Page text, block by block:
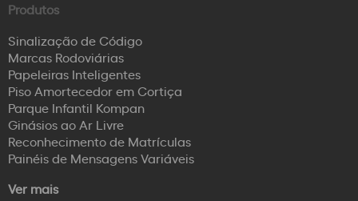
Produtos
Sinalização de Código
Marcas Rodoviárias
Papeleiras Inteligentes
Piso Amortecedor em Cortiça
Parque Infantil Kompan
Ginásios ao Ar Livre
Reconhecimento de Matrículas
Painéis de Mensagens Variáveis
Ver mais